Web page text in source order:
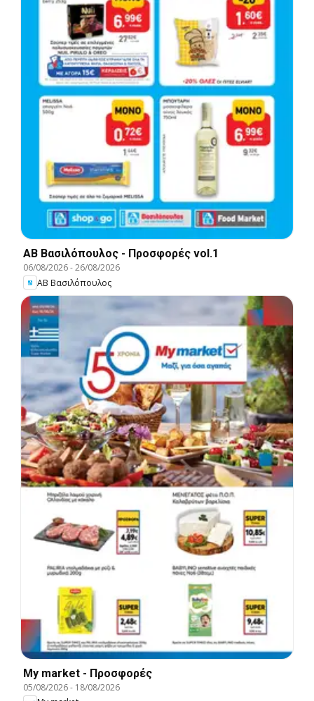
ΑΒ Βασιλόπουλος - Προσφορές vol.1
06/08/2026-26/08/2026
ΑΒ Βασιλόπουλος
My market - Προσφορές
05/08/2026- 18/08/2026